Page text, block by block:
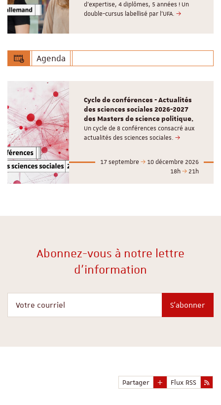
d’expertise, 4 diplômes, 5 années ! Un
double-cursus labellisé par l'UFA.
Agenda
Cycle de conférences - Actualités
des sciences sociales 2026-2027
des Masters de science politique.
Un cycle de 8 conférences consacré aux
actualités des sciences sociales.
17 septembre
10 décembre 2026
18h
21h
Abonnez-vous à notre lettre
d'information
S'abonner
Partager Flux RSS